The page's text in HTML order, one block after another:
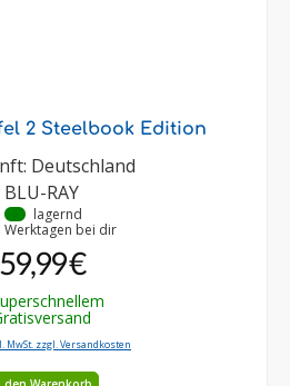
2 Steelbook Edition
Deutschland
BLU-RAY
lagernd
Werktagen bei dir
59,99 €
MwSt. zzgl. Versandkosten